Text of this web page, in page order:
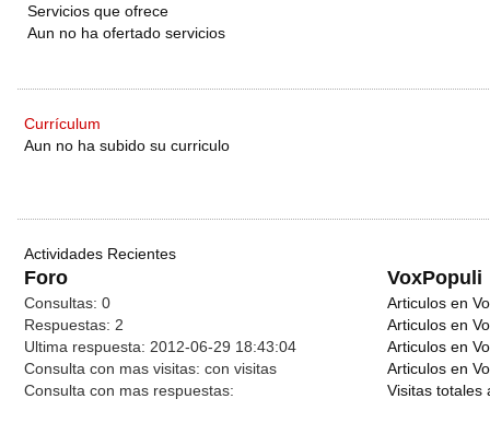
Servicios que ofrece
Aun no ha ofertado servicios
Currículum
Aun no ha subido su curriculo
Actividades Recientes
Foro VoxPopuli
Consultas: 0
Respuestas: 2
Ultima respuesta: 2012-06-29 18:43:04
Consulta con mas visitas: con visitas
Consulta con mas respuestas:
Articulos en
Articulos en
Articulos en
Articulos en
Visitas totales